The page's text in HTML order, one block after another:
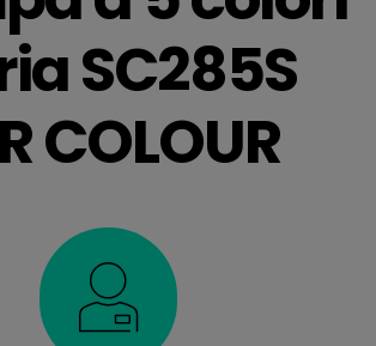
SC285S
COLOUR